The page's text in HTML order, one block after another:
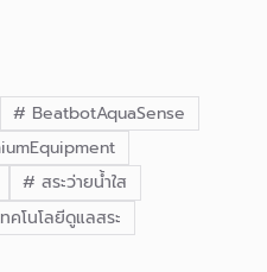
# BeatbotAquaSense
# สระว่ายน้ำใส
ทคโนโลยีดูแลสระ